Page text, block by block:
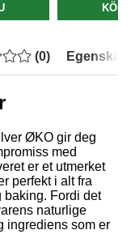
KÖP
(0)
ØKO gir deg
med
er et utmerket
perfekt i alt fra
baking. Fordi det
naturlige
ingrediens som er